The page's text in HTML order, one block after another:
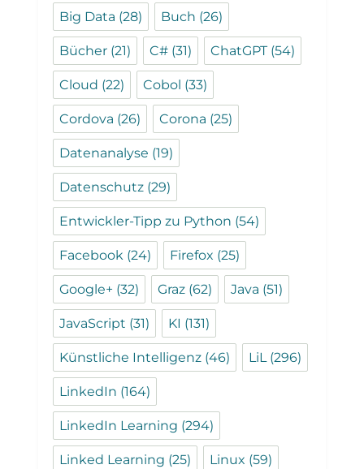
Big Data (28) Buch (26)
Bücher (21) C# (31) ChatGPT(54)
Cloud (22) Cobol (33)
Cordova (26) Corona (25)
Datenanalyse (19)
Datenschutz (29)
Entwickler-Tipp zu Python (54)
Facebook (24) Firefox (25)
Google+ (32) Graz (62) Java (51)
JavaScript (31) KI (131)
Künstliche Intelligenz (46) LiL(296)
LinkedIn (164)
LinkedIn Learning (294)
Linked Learning (25) Linux (59)